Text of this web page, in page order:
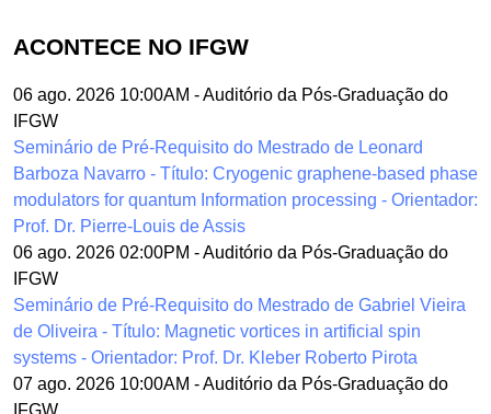
ACONTECE NO IFGW
06 ago. 2026 10:00AM -Auditório da Pós-Graduação do
IFGW
Seminário de Pré-Requisito do Mestrado de Leonard
Barboza Navarro - Título: Cryogenic graphene-based phase
modulators for quantum Information processing - Orientador:
Prof. Dr. Pierre-Louis de Assis
06 ago. 2026 02:00PM -Auditório da Pós-Graduação do
IFGW
Seminário de Pré-Requisito do Mestrado de Gabriel Vieira
de Oliveira - Título: Magnetic vortices in artificial spin
systems - Orientador: Prof. Dr. Kleber Roberto Pirota
07 ago. 2026 10:00AM -Auditório da Pós-Graduação do
IFGW